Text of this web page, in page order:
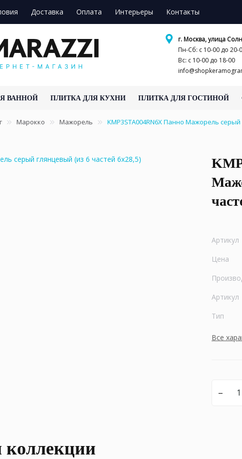
Доставка Оплата Интерьеры Контакты
г. Москва, улица
Пн-Сб: с 10-00 до 20-
Вс: с 10-00 до 18-00
ВАННОЙ ПЛИТКА ДЛЯ КУХНИ ПЛИТКА ДЛЯ ГОСТИНОЙ
Марокко Мажорель KMP3STA004RN6X Панно Мажорель серый
Артикул
Цена
Артикул
Тип
Все
–
коллекции